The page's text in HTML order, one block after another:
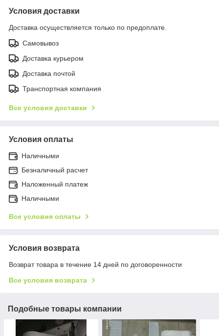
Условия доставки
Доставка осуществляется только по предоплате.
Самовывоз
Доставка курьером
Доставка почтой
Транспортная компания
Все условия доставки
Условия оплаты
Наличными
Безналичный расчет
Наложенный платеж
Наличными
Все условия оплаты
Условия возврата
Возврат товара в течение 14 дней по договоренности
Все условия возврата
Подобные товары компании